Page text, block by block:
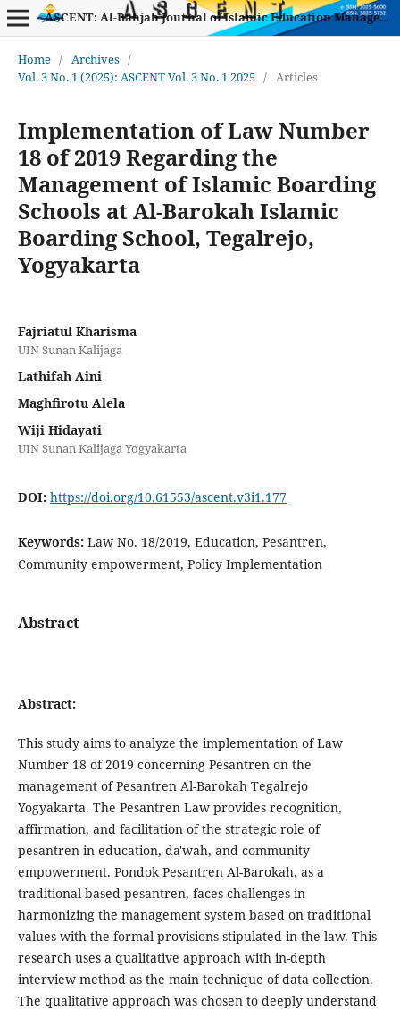
ASCENT: Al-Bahjah Journal of Islamic Education Management
Home / Archives /
Vol. 3 No. 1 (2025): ASCENT Vol. 3 No. 1 2025 / Articles
Implementation of Law Number
18 of 2019 Regarding the
Management of Islamic Boarding
Schools at Al-Barokah Islamic
Boarding School, Tegalrejo,
Yogyakarta
Fajriatul Kharisma
UIN Sunan Kalijaga
Lathifah Aini
Maghfirotu Alela
Wiji Hidayati
UIN Sunan Kalijaga Yogyakarta
DOI: https://doi.org/10.61553/ascent.v3i1.177
Keywords: Law No. 18/2019, Education, Pesantren,
Community empowerment, Policy Implementation
Abstract
Abstract:
This study aims to analyze the implementation of Law
Number 18 of 2019 concerning Pesantren on the
management of Pesantren Al-Barokah Tegalrejo
Yogyakarta. The Pesantren Law provides recognition,
affirmation, and facilitation of the strategic role of
pesantren in education, da'wah, and community
empowerment. Pondok Pesantren Al-Barokah, as a
traditional-based pesantren, faces challenges in
harmonizing the management system based on traditional
values with the formal provisions stipulated in the law. This
research uses a qualitative approach with in-depth
interview method as the main technique of data collection.
The qualitative approach was chosen to deeply understand